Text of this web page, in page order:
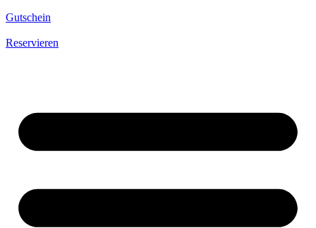
Gutschein
Reservieren